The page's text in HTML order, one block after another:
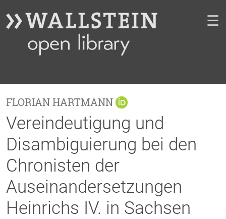
☰
FLORIAN HARTMANN
Vereindeutigung und
Disambiguierung bei den
Chronisten der
Auseinandersetzungen
Heinrichs IV. in Sachsen